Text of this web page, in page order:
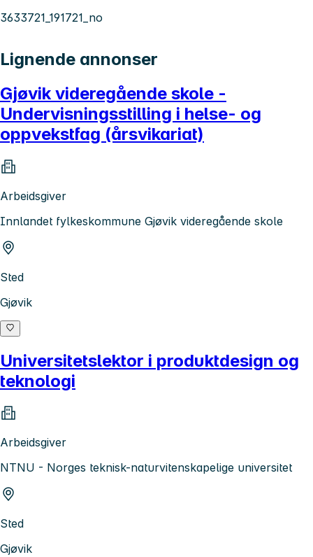
3633721_191721_no
Lignende annonser
Gjøvik videregående skole -
Undervisningsstilling i helse- og
oppvekstfag (årsvikariat)
Arbeidsgiver
Innlandet fylkeskommune Gjøvik videregående skole
Sted
Gjøvik
Universitetslektor i produktdesign og
teknologi
Arbeidsgiver
NTNU - Norges teknisk-naturvitenskapelige universitet
Sted
Gjøvik